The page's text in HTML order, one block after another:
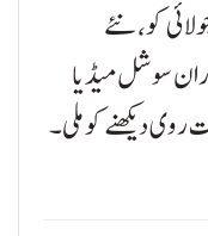
بھی کی ہے۔ قبل ازیں 26 جولائی کو، نئے
سوشل میڈیا
روی دیکھنے کو ملی۔